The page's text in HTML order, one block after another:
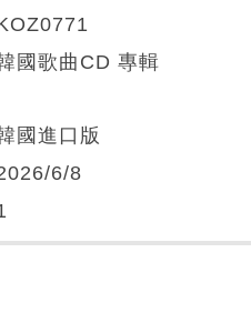
國歌曲CD 專輯
國進口版
6/8